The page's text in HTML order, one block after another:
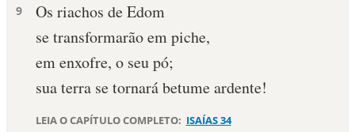
PALAVRA DO DIA
SALMO DO DIA
DEVOCIONAL DIÁRIO
9
Os riachos de Edom
se transformarão em piche,
em enxofre, o seu pó;
sua terra se tornará betume ardente!
LEIA O CAPÍTULO COMPLETO: ISAÍAS 34